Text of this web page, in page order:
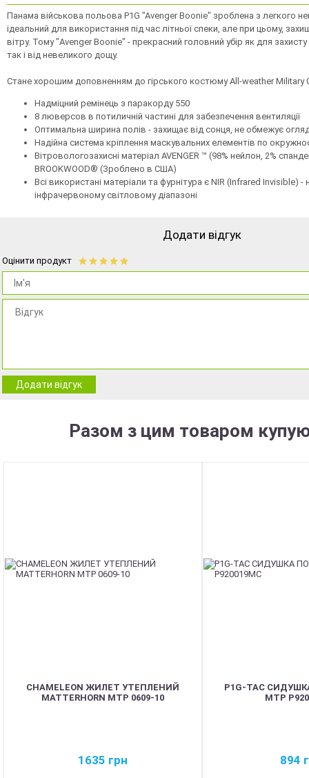
Панама військова польова P1G "Avenger Boonie" зроблена з легкого
ідеальний для використання під час літньої спеки, але при цьому,
вітру. Тому "Avenger Boonie" - прекрасний головний убір як для захисту
так і від невеликого дощу.
Cтане хорошим доповненням до гірського костюму All-weather Military
Надміцний ремінець з паракорду 550
8 люверсов в потиличній частині для забезпечення вентиляції
Оптимальна ширина полів - захищає від сонця, не обмежує
Надійна система кріплення маскувальних елементів по
Вітровологозахисні матеріал AVENGER ™ (98% нейлон, 2%
BROOKWOOD® (Зроблено в США)
Всі використані матеріали та фурнітура є NIR (Infrared Invisible)
інфрачервоному світловому діапазоні
Додати відгук
Оцінити продукт
Додати відгук
Разом з цим товаром
CHAMELEON ЖИЛЕТ УТЕПЛЕНИЙ
MATTERHORN MTP 0609-10
1635 грн
P1G-TAC
MTP
894